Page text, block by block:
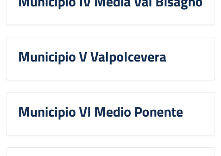
Municipio V Valpolcevera
Municipio VI Medio Ponente